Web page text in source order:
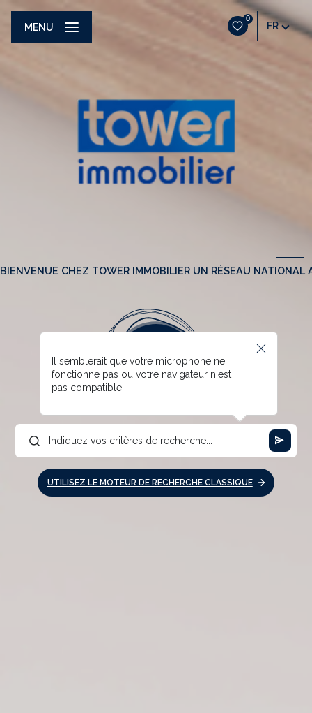
0
FR
MENU
BIENVENUE CHEZ TOWER IMMOBILIER UN RÉSEAU NATIONAL
Il semblerait que votre microphone ne
fonctionne pas ou votre navigateur n'est
pas compatible
UTILISEZ LE MOTEUR DE RECHERCHE CLASSIQUE